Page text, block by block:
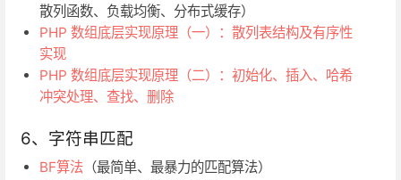
散列函数、负载均衡、分布式缓存）
PHP 数组底层实现原理（一）：散列表结构及有序性
实现
PHP 数组底层实现原理（二）：初始化、插入、哈希
冲突处理、查找、删除
6、字符串匹配
BF算法（最简单、最暴力的匹配算法）